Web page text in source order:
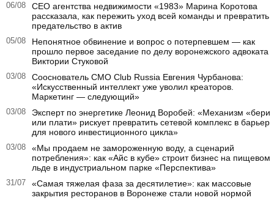
06/08
CEO агентства недвижимости «1983» Марина Коротова
рассказала, как пережить уход всей команды и превратить
предательство в актив
05/08
Непонятное обвинение и вопрос о потерпевшем — как
прошло первое заседание по делу воронежского адвоката
Виктории Стуковой
03/08
Сооснователь CMO Club Russia Евгения Чурбанова:
«Искусственный интеллект уже уволил креаторов.
Маркетинг — следующий»
03/08
Эксперт по энергетике Леонид Воробей: «Механизм «бери
или плати» рискует превратить сетевой комплекс в барьер
для нового инвестиционного цикла»
03/08
«Мы продаем не замороженную воду, а сценарий
потребления»: как «Айс в кубе» строит бизнес на пищевом
льде в индустриальном парке «Перспектива»
31/07
«Самая тяжелая фаза за десятилетие»: как массовые
закрытия ресторанов в Воронеже стали новой нормой